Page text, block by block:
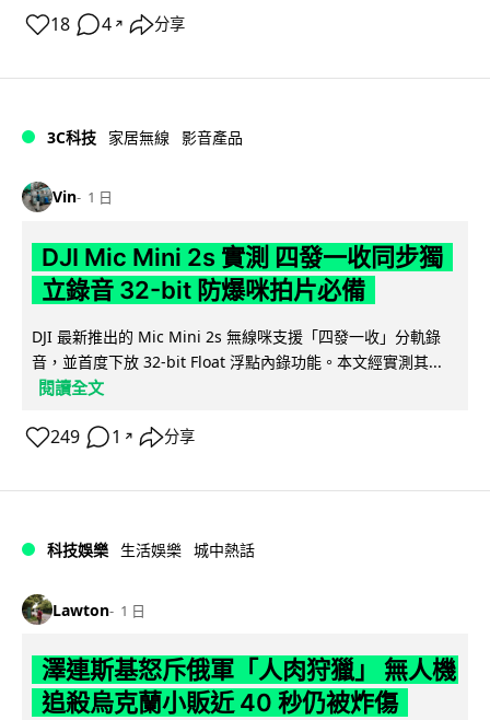
18 4 ↗ 分享
3C科技 家居無線 影音產品
Vin 1 日
DJI Mic Mini 2s 實測 四發一收同步獨
立錄音 32-bit 防爆咪拍片必備
DJI 最新推出的 Mic Mini 2s 無線咪支援「四發一收」分軌錄
音，並首度下放 32-bit Float 浮點內錄功能。本文經實測其...
閱讀全文
249 1 ↗ 分享
科技娛樂 生活娛樂 城中熱話
Lawton 1 日
澤連斯基怒斥俄軍「人肉狩獵」 無人機
追殺烏克蘭小販近 40 秒仍被炸傷